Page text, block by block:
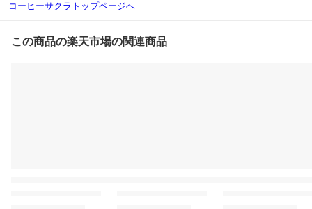
コーヒーサクラトップページへ
この商品の楽天市場の関連商品